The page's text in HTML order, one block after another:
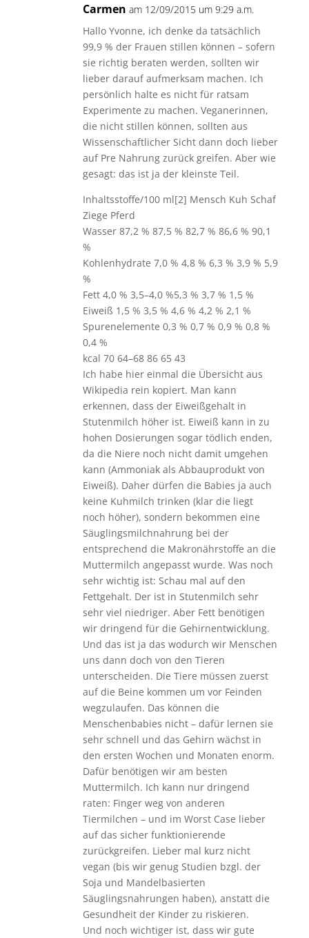
Carmen am 12/09/2015 um 9:29 a.m.
Hallo Yvonne, ich denke da tatsächlich
99,9 % der Frauen stillen können – sofern
sie richtig beraten werden, sollten wir
lieber darauf aufmerksam machen. Ich
persönlich halte es nicht für ratsam
Experimente zu machen. Veganerinnen,
die nicht stillen können, sollten aus
Wissenschaftlicher Sicht dann doch lieber
auf Pre Nahrung zurück greifen. Aber wie
gesagt: das ist ja der kleinste Teil.
Inhaltsstoffe/100 ml[2] Mensch Kuh Schaf
Ziege Pferd
Wasser 87,2 % 87,5 % 82,7 % 86,6 % 90,1
%
Kohlenhydrate 7,0 % 4,8 % 6,3 % 3,9 % 5,9
%
Fett 4,0 % 3,5–4,0 %5,3 % 3,7 % 1,5 %
Eiweiß 1,5 % 3,5 % 4,6 % 4,2 % 2,1 %
Spurenelemente 0,3 % 0,7 % 0,9 % 0,8 %
0,4 %
kcal 70 64–68 86 65 43
Ich habe hier einmal die Übersicht aus
Wikipedia rein kopiert. Man kann
erkennen, dass der Eiweißgehalt in
Stutenmilch höher ist. Eiweiß kann in zu
hohen Dosierungen sogar tödlich enden,
da die Niere noch nicht damit umgehen
kann (Ammoniak als Abbauprodukt von
Eiweiß). Daher dürfen die Babies ja auch
keine Kuhmilch trinken (klar die liegt
noch höher), sondern bekommen eine
Säuglingsmilchnahrung bei der
entsprechend die Makronährstoffe an die
Muttermilch angepasst wurde. Was noch
sehr wichtig ist: Schau mal auf den
Fettgehalt. Der ist in Stutenmilch sehr
sehr viel niedriger. Aber Fett benötigen
wir dringend für die Gehirnentwicklung.
Und das ist ja das wodurch wir Menschen
uns dann doch von den Tieren
unterscheiden. Die Tiere müssen zuerst
auf die Beine kommen um vor Feinden
wegzulaufen. Das können die
Menschenbabies nicht – dafür lernen sie
sehr schnell und das Gehirn wächst in
den ersten Wochen und Monaten enorm.
Dafür benötigen wir am besten
Muttermilch. Ich kann nur dringend
raten: Finger weg von anderen
Tiermilchen – und im Worst Case lieber
auf das sicher funktionierende
zurückgreifen. Lieber mal kurz nicht
vegan (bis wir genug Studien bzgl. der
Soja und Mandelbasierten
Säuglingsnahrungen haben), anstatt die
Gesundheit der Kinder zu riskieren.
Und noch wichtiger ist, dass wir gute